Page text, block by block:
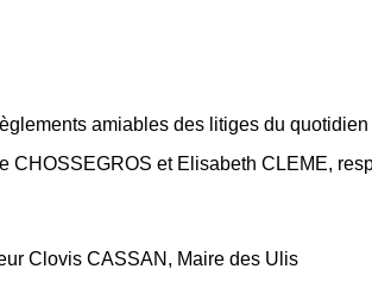
amiables des litiges du
CHOSSEGROS et Elisabeth CLEME,
Clovis CASSAN, Maire des Ulis